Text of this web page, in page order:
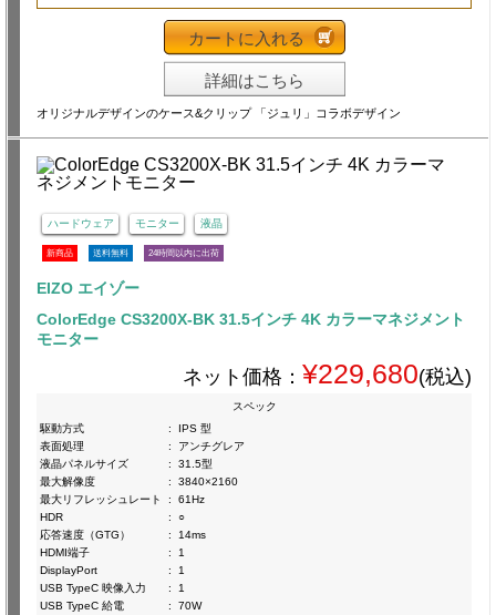
カートに入れる
詳細はこちら
オリジナルデザインのケース&クリップ 「ジュリ」コラボデザイン
ハードウェア モニター 液晶
新商品 送料無料 24時間以内に出荷
EIZO エイゾー
ColorEdge CS3200X-BK 31.5インチ 4K カラーマネジメント
モニター
ネット価格： ¥229,680(税込)
スペック
駆動方式
:
IPS 型
表面処理
:
アンチグレア
液晶パネルサイズ
:
31.5型
最大解像度
:
3840×2160
最大リフレッシュレート
:
61Hz
HDR
:
○
応答速度（GTG）
:
14ms
HDMI端子
:
1
DisplayPort
:
1
USB TypeC 映像入力
:
1
USB TypeC 給電
: 70W